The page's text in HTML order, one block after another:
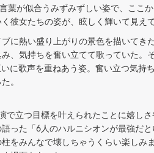
が似合うみずみずしい姿で、ここ
彼女たちの姿が、眩しく輝いて見えて
熱い盛り上がりの景色を描いてき
、気持ちを奮い立てて歌っていた。
に歌声を重ねあう姿。奮い立つ気持
。
立つ目標を叶えられたことに嬉し
った「6人のハルニシオンが最強だ
をみんなで壊しちゃうくらい楽しみ